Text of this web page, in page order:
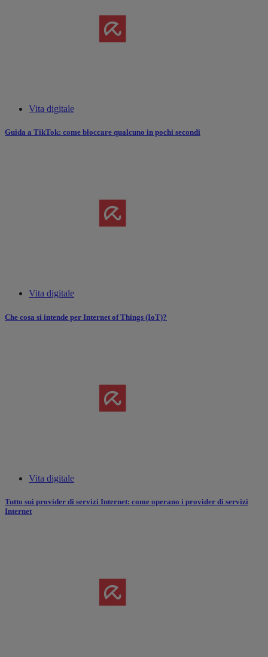
Vita digitale
Guida a TikTok: come bloccare qualcuno in pochi secondi
Vita digitale
Che cosa si intende per Internet of Things (IoT)?
Vita digitale
Tutto sui provider di servizi Internet: come operano i provider di servizi
Internet